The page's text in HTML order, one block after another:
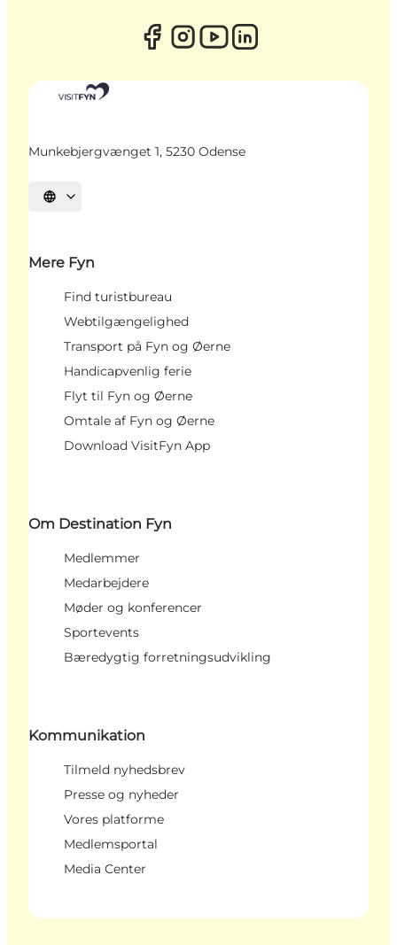
Munkebjergvænget 1, 5230 Odense
Vælg sprog
Mere Fyn
Find turistbureau
Webtilgængelighed
Transport på Fyn og Øerne
Handicapvenlig ferie
Flyt til Fyn og Øerne
Omtale af Fyn og Øerne
Download VisitFyn App
Om Destination Fyn
Medlemmer
Medarbejdere
Møder og konferencer
Sportevents
Bæredygtig forretningsudvikling
Kommunikation
Tilmeld nyhedsbrev
Presse og nyheder
Vores platforme
Medlemsportal
Media Center